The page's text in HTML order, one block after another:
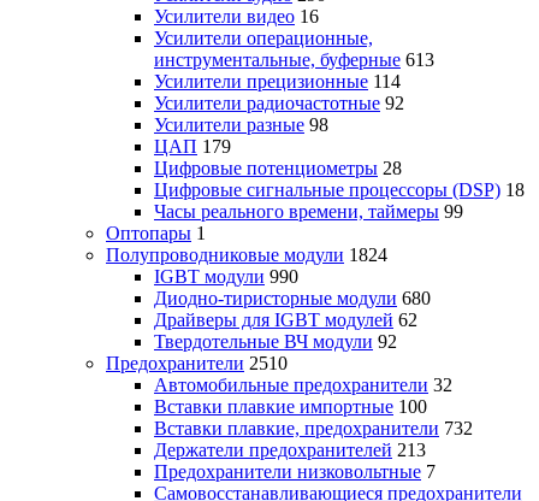
Усилители видео 16
Усилители операционные,
инструментальные, буферные 613
Усилители прецизионные 114
Усилители радиочастотные 92
Усилители разные 98
ЦАП 179
Цифровые потенциометры 28
Цифровые сигнальные процессоры (DSP) 18
Часы реального времени, таймеры 99
Оптопары 1
Полупроводниковые модули 1824
IGBT модули 990
Диодно-тиристорные модули 680
Драйверы для IGBT модулей 62
Твердотельные ВЧ модули 92
Предохранители 2510
Автомобильные предохранители 32
Вставки плавкие импортные 100
Вставки плавкие, предохранители 732
Держатели предохранителей 213
Предохранители низковольтные 7
Самовосстанавливающиеся предохранители